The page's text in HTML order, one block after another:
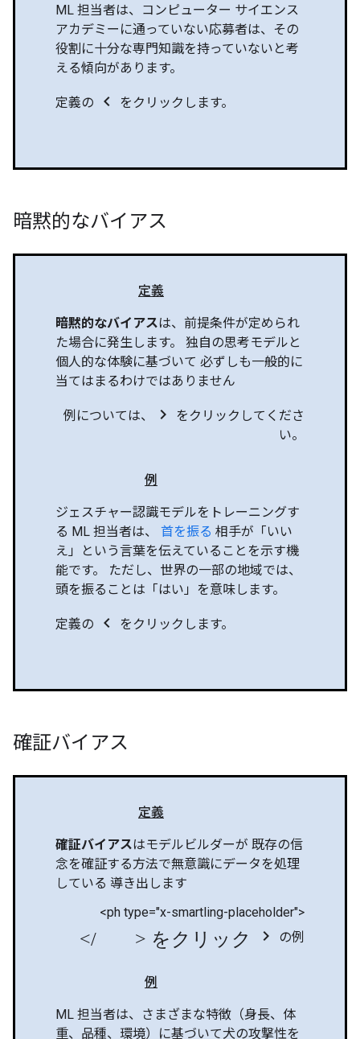
ML 担当者は、コンピューター サイエンス
アカデミーに通っていない応募者は、その
役割に十分な専門知識を持っていないと考
える傾向があります。
定義の chevron_left をクリックします。
暗黙的なバイアス
定義
暗黙的なバイアスは、前提条件が定められ
た場合に発生します。 独自の思考モデルと
個人的な体験に基づいて 必ずしも一般的に
当てはまるわけではありません
例については、 chevron_right
をクリックしてくださ
い。
例
ジェスチャー認識モデルをトレーニングす
る ML 担当者は、 首を振る 相手が「いい
え」という言葉を伝えていることを示す機
能です。 ただし、世界の一部の地域では、
頭を振ることは「はい」を意味します。
定義の chevron_left をクリックします。
確証バイアス
定義
確証バイアスはモデルビルダーが 既存の信
念を確証する方法で無意識にデータを処理
している 導き出します
<ph type="x-smartling-placeholder">
</ph> をクリック chevron_right の例
例
ML 担当者は、さまざまな特徴（身長、体
重、品種、環境）に基づいて犬の攻撃性を